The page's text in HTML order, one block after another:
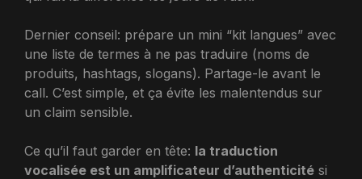
Dernier conseil: prépare un mini “kit langues” avec
une liste de termes à ne pas traduire (noms de
produits, hashtags, slogans). Partage-le avant le
call. C’est simple, et ça évite les malentendus sur
un claim sensible.
Ce qu’il faut garder en tête: la traduction
vocalisée est un amplificateur d’authenticité si